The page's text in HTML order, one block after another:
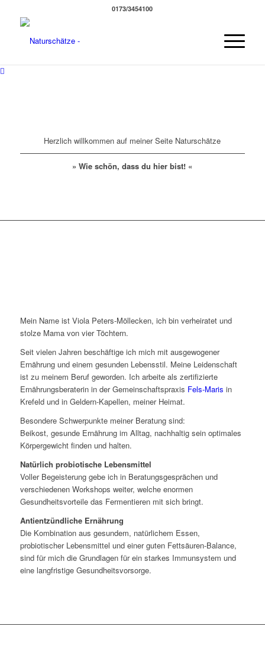
0173/3454100
Herzlich willkommen auf meiner Seite Naturschätze
» Wie schön, dass du hier bist! «
Mein Name ist Viola Peters-Möllecken, ich bin verheiratet und
stolze Mama von vier Töchtern.
Seit vielen Jahren beschäftige ich mich mit ausgewogener
Ernährung und einem gesunden Lebensstil. Meine Leidenschaft
istzu meinem Beruf geworden. Ich arbeite als zertifizierte
Ernährungsberaterin in der Gemeinschaftspraxis Fels-Maris in
Krefeld und in Geldern-Kapellen, meiner Heimat.
Besondere Schwerpunkte meiner Beratung sind:
Beikost, gesunde Ernährung im Alltag, nachhaltig sein optimales
Körpergewicht finden und halten.
Natürlich probiotische Lebensmittel
Voller Begeisterung gebe ich inBeratungsgesprächen und
verschiedenen Workshops weiter, welche enormen
Gesundheitsvorteile das Fermentieren mit sich bringt.
Antientzündliche Ernährung
Die Kombination aus gesundem, natürlichem Essen,
probiotischer Lebensmittel und einer guten Fettsäuren-Balance,
sind für mich die Grundlagen für ein starkes Immunsystem und
eine langfristige Gesundheitsvorsorge.